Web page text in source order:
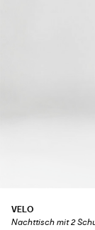
VELO
Nachttisch mit 2